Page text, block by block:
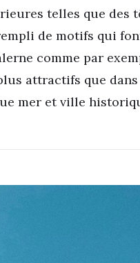
telles que des
de motifs qui
comme par
attractifs que
mer et ville